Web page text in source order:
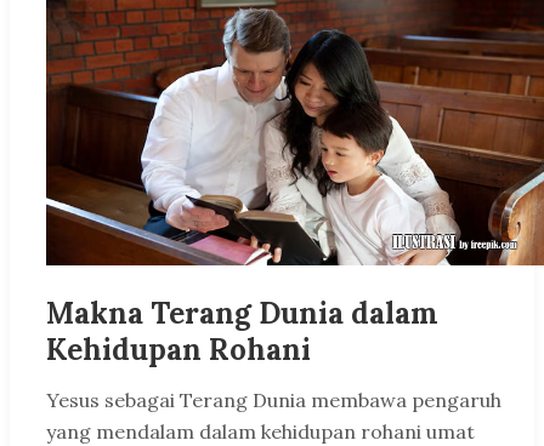
Makna Terang Dunia dalam
Kehidupan Rohani
Yesus sebagai Terang Dunia membawa pengaruh
yang mendalam dalam kehidupan rohani umat